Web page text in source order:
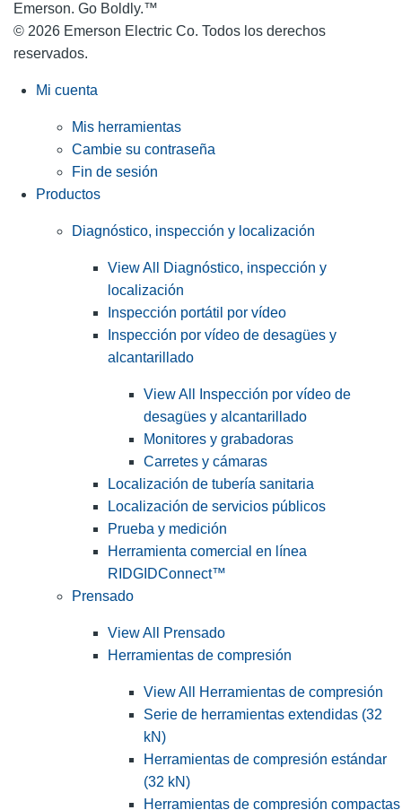
Emerson. Go Boldly.™
© 2026 Emerson Electric Co. Todos los derechos
reservados.
Mi cuenta
Mis herramientas
Cambie su contraseña
Fin de sesión
Productos
Diagnóstico, inspección y localización
View All Diagnóstico, inspección y
localización
Inspección portátil por vídeo
Inspección por vídeo de desagües y
alcantarillado
View All Inspección por vídeo de
desagües y alcantarillado
Monitores y grabadoras
Carretes y cámaras
Localización de tubería sanitaria
Localización de servicios públicos
Prueba y medición
Herramienta comercial en línea
RIDGIDConnect™
Prensado
View All Prensado
Herramientas de compresión
View All Herramientas de compresión
Serie de herramientas extendidas (32
kN)
Herramientas de compresión estándar
(32 kN)
Herramientas de compresión compactas